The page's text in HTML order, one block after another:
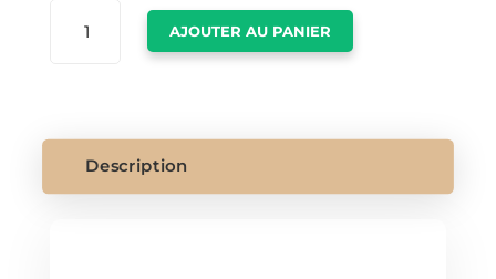
MER
AJOUTER AU PANIER
Description